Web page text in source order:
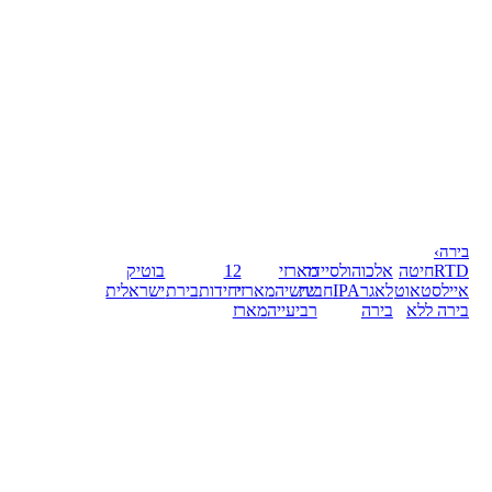
בירה›
RTDחיטה
איילסטאוט
בירה ללא
אלכוהולסיידר
לאגרIPAחבית
בירה
מארזי
שישיהמארזי
רביעייהמארז
12
יחידותבירת
בוטיק
ישראלית